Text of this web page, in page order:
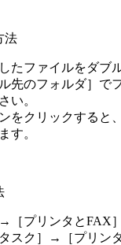
法
たファイルをダブ
先のフォルダ］で
い。
をクリックすると
す。
［プリンタとFAX
スク］→［プリン